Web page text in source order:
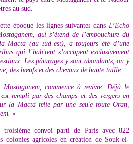
au sud.
époque les lignes suivantes dans L’Echo
qui s’étend de l’embouchure du
Macta (au sud-est), a toujours été d’une
qui l’habitent s’occupent exclusivement
Les pâturages y sont abondants, on y
des bœufs et des chevaux de haute taille.
commence à revivre. Déjà le
rempli par des champs et des vergers en
la Macta relie par une seule route Oran,
»
troisième convoi parti de Paris avec 822
colonies agricoles en création de Souk-el-